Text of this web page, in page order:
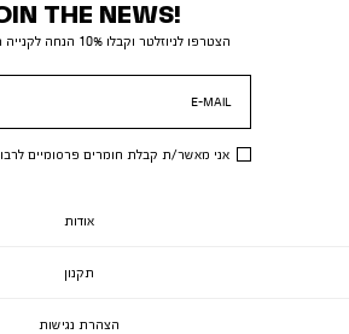
THE NEWS!
הצטרפו לניוזלטר וקבלו 10% הנחה לקנייה ראשונה באתר
E-MAIL
אני מאשר/ת קבלת חומרים פרסומיים
אודות
תקנון
הצהרת נגישות